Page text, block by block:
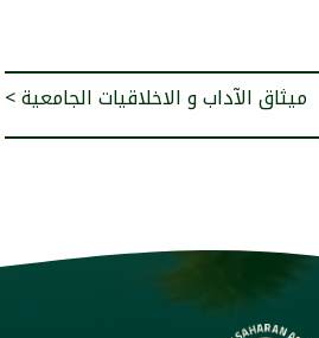
< ميثاق الآداب و الاخلاقيات الجامعية